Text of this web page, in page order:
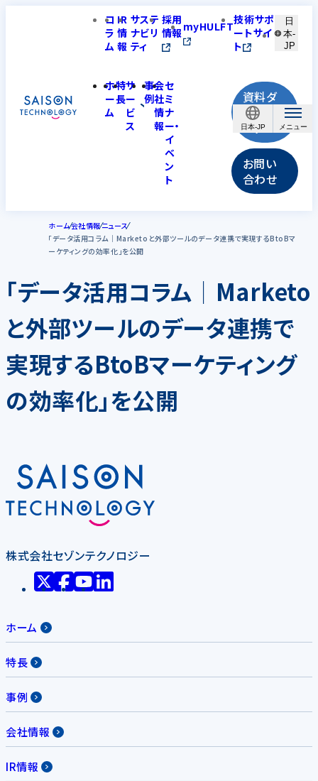
日本-JP
コ
ラ
ム
IR
情
報
サステ
ナビリ
ティ
採用
情報myHULFT技術サポ
ートサイ
ト
日
本-
JP
ホ
ー
ム
特
長
サ
ー
ビ
ス
事
例
会
社
情
報
セ
ミ
ナ
ー・
イ
ベ
ン
ト
資料ダ
ウンロ
ード
お問い
合わせ
ホーム会社情報ニュース
「データ活用コラム│Marketoと外部ツールのデータ連携で実現するBtoBマ
ーケティングの効率化」を公開
「データ活用コラム│Marketo
と外部ツールのデータ連携で
実現するBtoBマーケティング
の効率化」を公開
株式会社セゾンテクノロジー
ホーム
特長
事例
会社情報
IR情報